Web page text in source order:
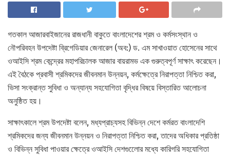
গতকাল আজারবাইজানের রাজধানী বাকুতে বাংলাদেশের শ্রম ও কর্মসংস্থান ও
নৌপরিবহন উপদেষ্টা ব্রিগেডিয়ার জেনারেল (অব:) ড. এম সাখাওয়াত হোসেনের সাথে
ওআইসি শ্রম কেন্দ্রের মহাপরিচালক আজার বায়রামভ এক গুরুত্বপূর্ণ সাক্ষাৎ করেছেন।
এই বৈঠকে প্রবাসী শ্রমিকদের জীবনমান উন্নয়ন, কর্মক্ষেত্রে নিরাপত্তা নিশ্চিত করা,
ভিসা সংক্রান্ত সুবিধা ও অন্যান্য সহযোগিতা বৃদ্ধির বিষয়ে বিস্তারিত আলোচনা
অনুষ্ঠিত হয়।
সাক্ষাৎকালে শ্রম উপদেষ্টা বলেন, মধ্যপ্রাচ্যসহ বিভিন্ন দেশে কর্মরত বাংলাদেশি
শ্রমিকদের জন্য জীবনমান উন্নয়ন ও নিরাপত্তা নিশ্চিত করা, তাদের অধিকার প্রতিষ্ঠা
ও বিভিন্ন সুবিধা পাওয়ার ক্ষেত্রে ওআইসি দেশগুলোের মধ্যে কারিগরি সহযোগিতা